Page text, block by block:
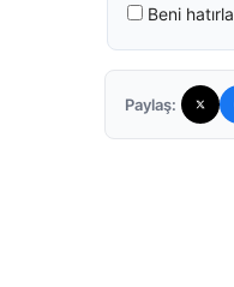
Beni hatırla
Paylaş: